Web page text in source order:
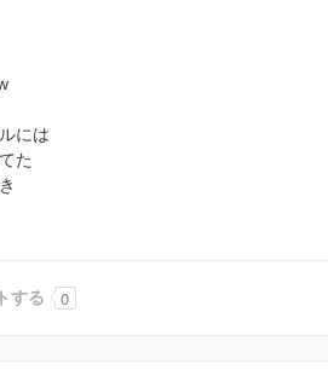
には
た
する 0